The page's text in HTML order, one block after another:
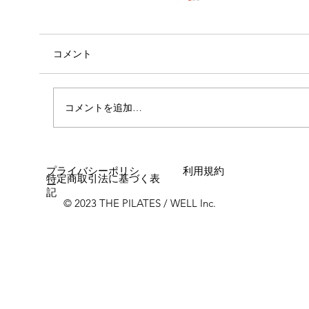
コメント
コメントを追加…
© 2023 THE PILATES / WELL Inc.
プライバシーポリシ
ー
利用規約
特定商取引法に基づく表
記